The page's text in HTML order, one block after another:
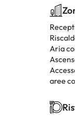
Aria
aree